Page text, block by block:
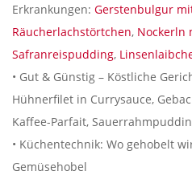
Erkrankungen: Gerstenbulgur
Räucherlachstörtchen, Nockerln
Safranreispudding,
• Gut & Günstig – Köstliche
Hühnerfilet in Currysauce,
Kaffee-Parfait,
• Küchentechnik: Wo gehobelt
Gemüsehobel